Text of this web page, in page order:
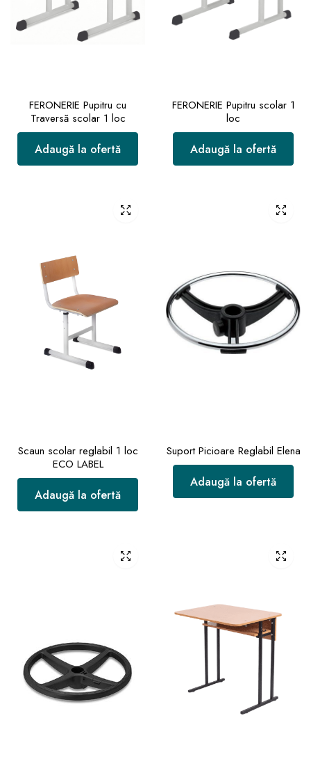
FERONERIE Pupitru cu
Traversă scolar 1 loc
Adaugă la ofertă
FERONERIE Pupitru scolar 1
loc
Adaugă la ofertă
Scaun scolar reglabil 1 loc
ECO LABEL
Adaugă la ofertă
Suport Picioare Reglabil Elena
Adaugă la ofertă